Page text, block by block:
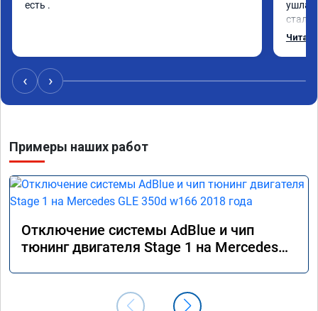
есть .
ушла
стало
Одни
‹ ›
Примеры наших работ
Отключение системы AdBlue и чип
тюнинг двигателя Stage 1 на Mercedes